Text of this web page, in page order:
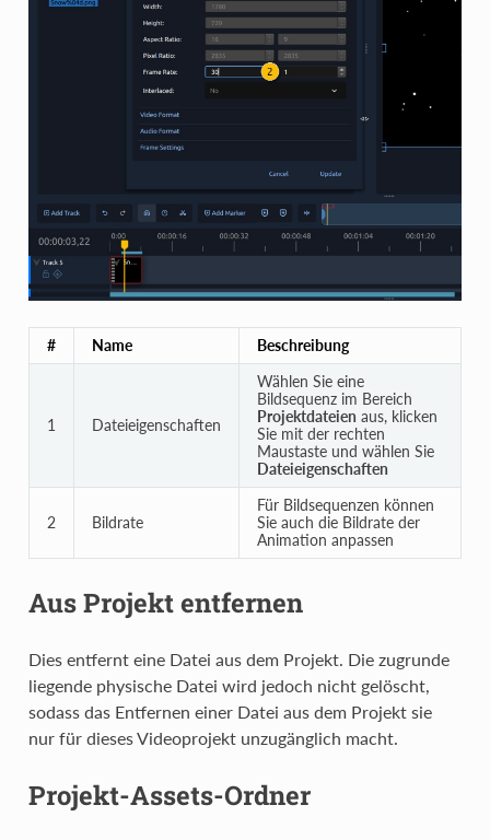
# Name Beschreibung
1 Dateieigenschaften
Wählen Sie eine
Bildsequenz im Bereich
Projektdateien aus, klicken
Sie mit der rechten
Maustaste und wählen Sie
Dateieigenschaften
2 Bildrate
Für Bildsequenzen können
Sie auch die Bildrate der
Animation anpassen
Aus Projekt entfernen
Dies entfernt eine Datei aus dem Projekt. Die zugrunde
liegende physische Datei wird jedoch nicht gelöscht,
sodass das Entfernen einer Datei aus dem Projekt sie
nur für dieses Videoprojekt unzugänglich macht.
Projekt-Assets-Ordner